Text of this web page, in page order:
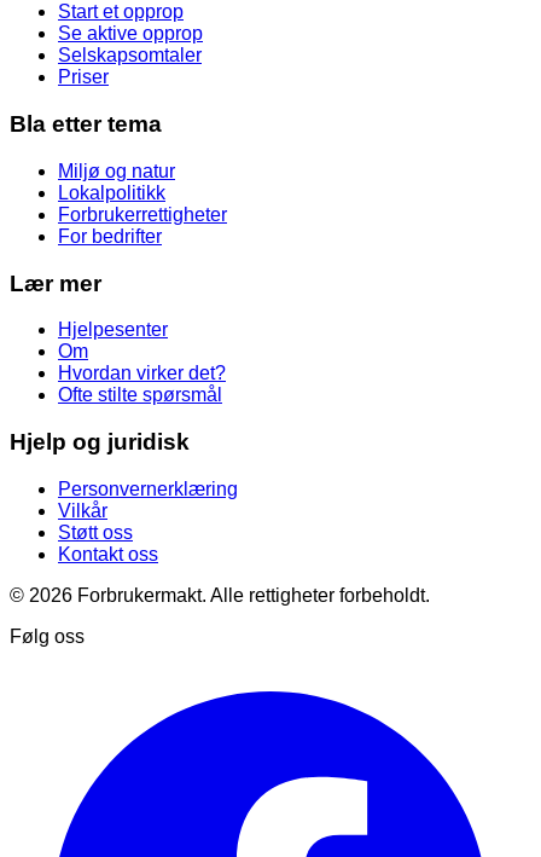
Start et opprop
Se aktive opprop
Selskapsomtaler
Priser
Bla etter tema
Miljø og natur
Lokalpolitikk
Forbrukerrettigheter
For bedrifter
Lær mer
Hjelpesenter
Om
Hvordan virker det?
Ofte stilte spørsmål
Hjelp og juridisk
Personvernerklæring
Vilkår
Støtt oss
Kontakt oss
© 2026 Forbrukermakt. Alle rettigheter forbeholdt.
Følg oss